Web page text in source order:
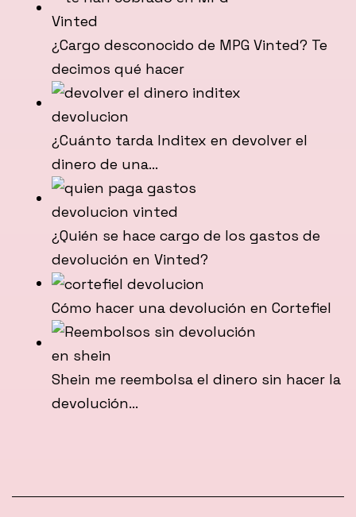
¿Cargo desconocido de MPG Vinted? Te
decimos qué hacer
¿Cuánto tarda Inditex en devolver el
dinero de una…
¿Quién se hace cargo de los gastos de
devolución en Vinted?
Cómo hacer una devolución en Cortefiel
Shein me reembolsa el dinero sin hacer la
devolución…